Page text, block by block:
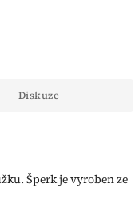
Diskuze
Šperk je vyroben ze